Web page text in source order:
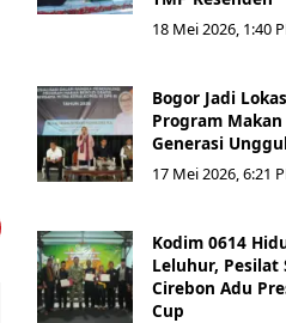
18 Mei 2026, 1:40
Bogor Jadi
Program
Generasi Unggul
17 Mei 2026, 6:21
Kodim 0614
Leluhur, Pesilat
Cirebon Adu
Cup